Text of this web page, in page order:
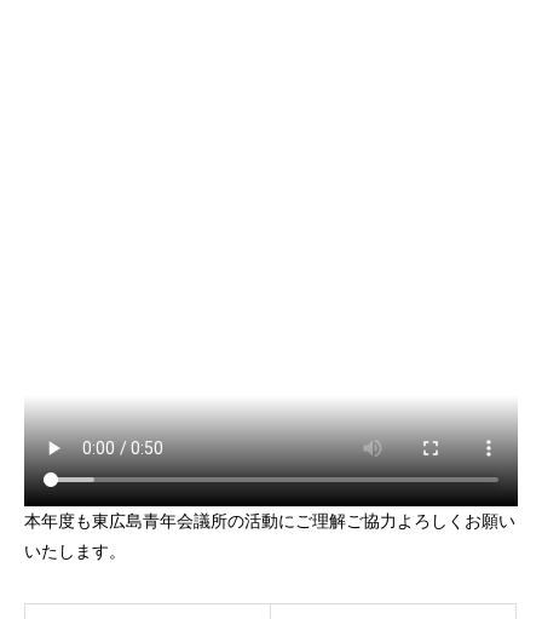
本年度も東広島青年会議所の活動にご理解ご協力よろしくお願い
いたします。